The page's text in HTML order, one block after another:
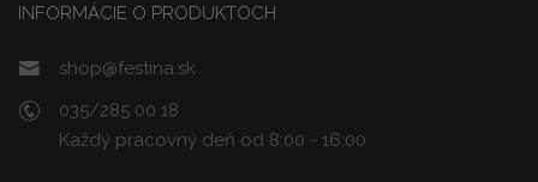
INFORMÁCIE O PRODUKTOCH
shop@festina.sk
035/285 00 18
Každý pracovný deň od 8:00 - 16:00